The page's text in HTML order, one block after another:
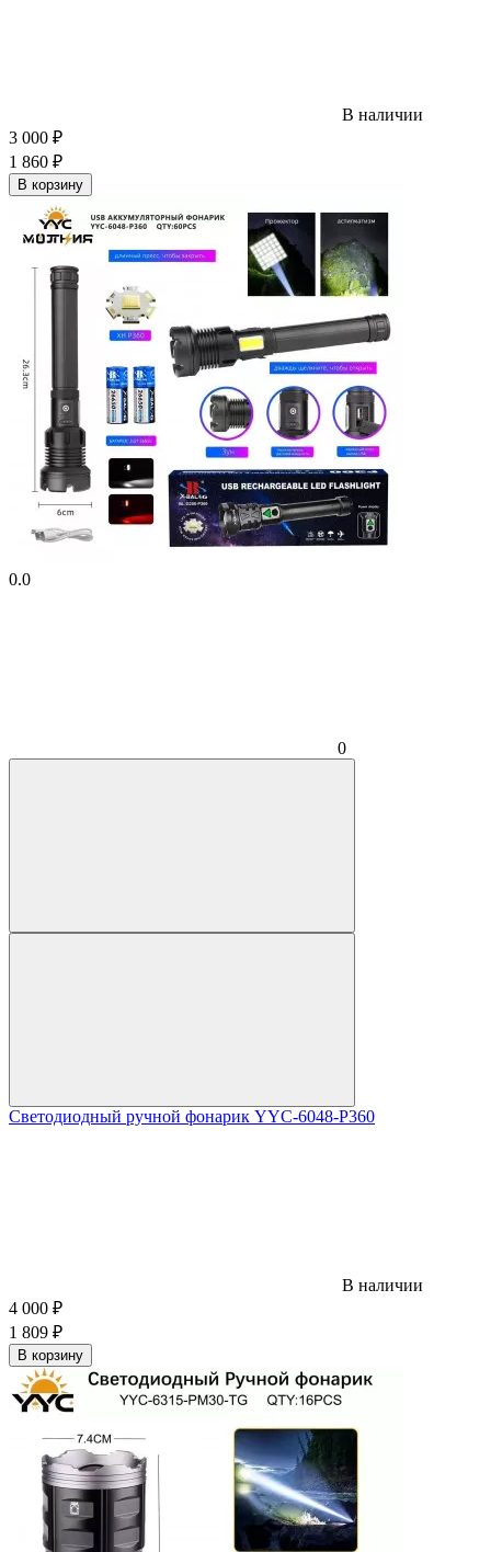
В наличии
3 000 ₽
1 860 ₽
В корзину
0.0
0
Светодиодный ручной фонарик YYC-6048-P360
В наличии
4 000 ₽
1 809 ₽
В корзину